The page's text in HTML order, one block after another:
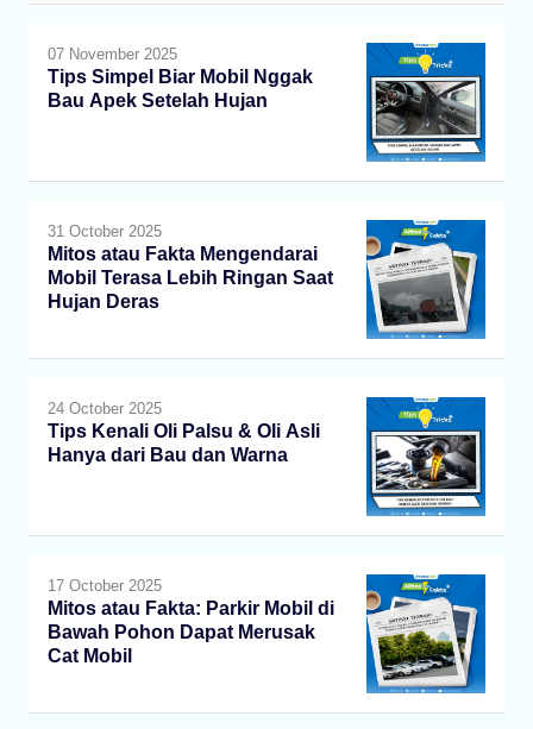
07 November 2025
Tips Simpel Biar Mobil Nggak
Bau Apek Setelah Hujan
31 October 2025
Mitos atau Fakta Mengendarai
Mobil Terasa Lebih Ringan Saat
Hujan Deras
24 October 2025
Tips Kenali Oli Palsu & Oli Asli
Hanya dari Bau dan Warna
17 October 2025
Mitos atau Fakta: Parkir Mobil di
Bawah Pohon Dapat Merusak
Cat Mobil